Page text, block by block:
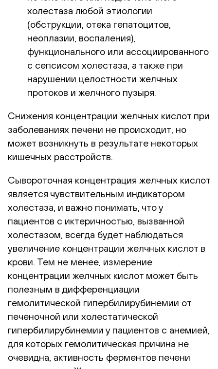
холестаза любой этиологии
(обструкции, отека гепатоцитов,
неоплазии, воспаления),
функционального или ассоциированного
с сепсисом холестаза, а также при
нарушении целостности желчных
протоков и желчного пузыря.
Снижения концентрации желчных кислот при
заболеваниях печени не происходит, но
может возникнуть в результате некоторых
кишечных расстройств.
Сывороточная концентрация желчных кислот
является чувствительным индикатором
холестаза, и важно понимать, что у
пациентов с иктеричностью, вызванной
холестазом, всегда будет наблюдаться
увеличение концентрации желчных кислот в
крови. Тем не менее, измерение
концентрации желчных кислот может быть
полезным в дифференциации
гемолитической гипербилирубинемии от
печеночной или холестатической
гипербилирубинемии у пациентов с анемией,
для которых гемолитическая причина не
очевидна, активность ферментов печени